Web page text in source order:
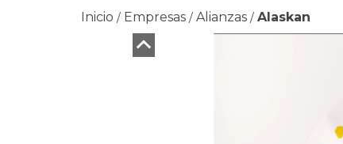
Inicio / Empresas / Alianzas / Alaskan